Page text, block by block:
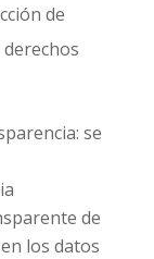
de
se
de
los datos